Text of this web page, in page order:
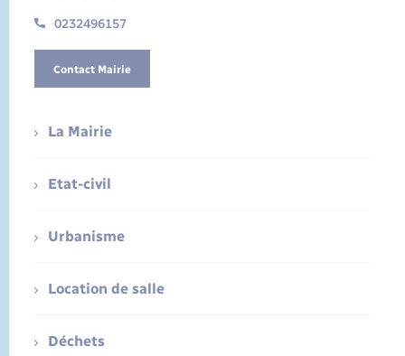
0232496157
Contact Mairie
La Mairie
Etat-civil
Urbanisme
Location de salle
Déchets